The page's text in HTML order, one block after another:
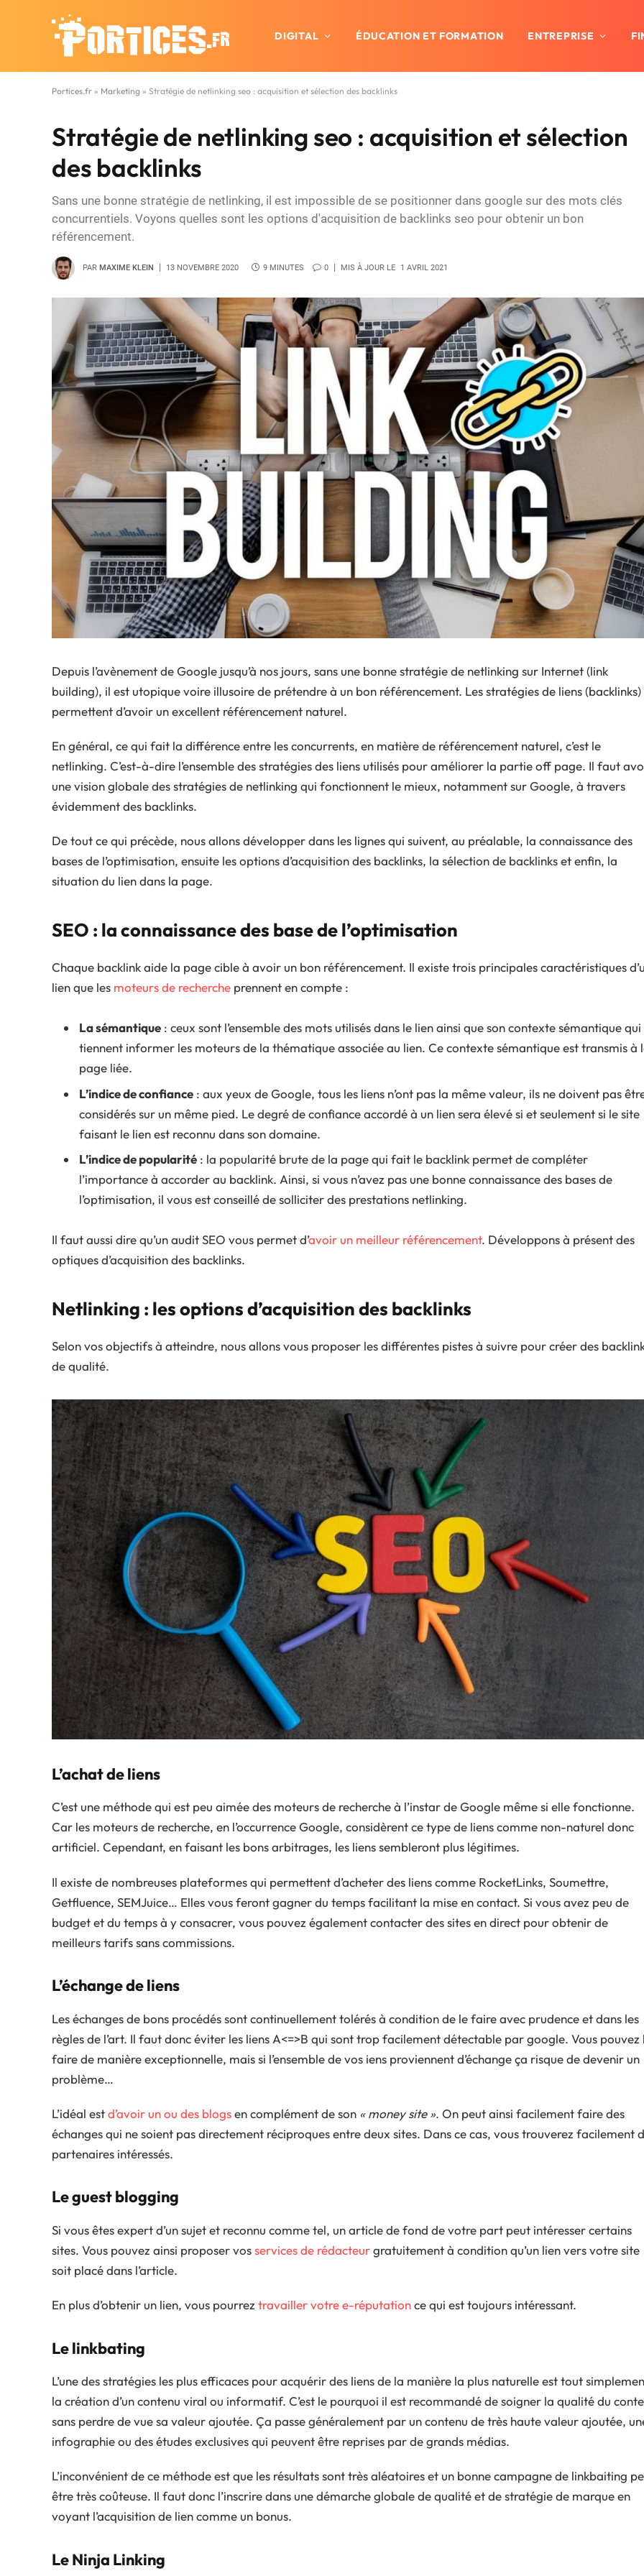
DIGITAL ÉDUCATION ET FORMATION ENTREPRISE
Portices.fr » Marketing » Stratégie de netlinking seo : acquisition et sélection des backlinks
Stratégie de netlinking seo : acquisition et sélection
des backlinks
Sans une bonne stratégie de netlinking, il est impossible de se positionner dans google sur des mots clés
concurrentiels. Voyons quelles sont les options d'acquisition de backlinks seo pour obtenir un bon
référencement.
PAR MAXIME KLEIN 13 NOVEMBRE 2020 9 MINUTES 0 MIS À JOUR LE 1 AVRIL 2021
Depuis l’avènement de Google jusqu’à nos jours, sans une bonne stratégie de netlinking sur Internet (link
building), il est utopique voire illusoire de prétendre à un bon référencement. Les stratégies de liens (backlinks)
permettent d’avoir un excellent référencement naturel.
En général, ce qui fait la différence entre les concurrents, en matière de référencement naturel, c’est le
netlinking. C’est-à-dire l’ensemble des stratégies des liens utilisés pour améliorer la partie off page. Il faut
une vision globale des stratégies de netlinking qui fonctionnent le mieux, notamment sur Google, à travers
évidemment des backlinks.
De tout ce qui précède, nous allons développer dans les lignes qui suivent, au préalable, la connaissance des
bases de l’optimisation, ensuite les options d’acquisition des backlinks, la sélection de backlinks et enfin, la
situation du lien dans la page.
SEO : la connaissance des base de l’optimisation
Chaque backlink aide la page cible à avoir un bon référencement. Il existe trois principales caractéristiques
lien que les moteurs de recherche prennent en compte :
La sémantique : ceux sont l’ensemble des mots utilisés dans le lien ainsi que son contexte sémantique qui
tiennent informer les moteurs de la thématique associée au lien. Ce contexte sémantique est transmis à
page liée.
L’indice de confiance : aux yeux de Google, tous les liens n’ont pas la même valeur, ils ne doivent pas
considérés sur un même pied. Le degré de confiance accordé à un lien sera élevé si et seulement si le site
faisant le lien est reconnu dans son domaine.
L’indice de popularité : la popularité brute de la page qui fait le backlink permet de compléter
l’importance à accorder au backlink. Ainsi, si vous n’avez pas une bonne connaissance des bases de
l’optimisation, il vous est conseillé de solliciter des prestations netlinking.
Il faut aussi dire qu’un audit SEO vous permet d’avoir un meilleur référencement. Développons à présent des
optiques d’acquisition des backlinks.
Netlinking : les options d’acquisition des backlinks
Selon vos objectifs à atteindre, nous allons vous proposer les différentes pistes à suivre pour créer des
de qualité.
L’achat de liens
C’est une méthode qui est peu aimée des moteurs de recherche à l’instar de Google même si elle fonctionne.
Car les moteurs de recherche, en l’occurrence Google, considèrent ce type de liens comme non-naturel donc
artificiel. Cependant, en faisant les bons arbitrages, les liens sembleront plus légitimes.
Il existe de nombreuses plateformes qui permettent d’acheter des liens comme RocketLinks, Soumettre,
Getfluence, SEMJuice… Elles vous feront gagner du temps facilitant la mise en contact. Si vous avez peu de
budget et du temps à y consacrer, vous pouvez également contacter des sites en direct pour obtenir de
meilleurs tarifs sans commissions.
L’échange de liens
Les échanges de bons procédés sont continuellement tolérés à condition de le faire avec prudence et dans les
règles de l’art. Il faut donc éviter les liens A<=>B qui sont trop facilement détectable par google. Vous pouvez
faire de manière exceptionnelle, mais si l’ensemble de vos iens proviennent d’échange ça risque de devenir un
problème…
L’idéal estd’avoir un ou des blogsen complément de son « money site ». On peut ainsi facilement faire des
échanges qui ne soient pas directement réciproques entre deux sites. Dans ce cas, vous trouverez facilement
partenaires intéressés.
Le guest blogging
Si vous êtes expert d’un sujet et reconnu comme tel, un article de fond de votre part peut intéresser certains
sites. Vous pouvez ainsi proposer vosservices de rédacteurgratuitement à condition qu’un lien vers votre site
soit placé dans l’article.
En plus d’obtenir un lien, vous pourrez travailler votre e-réputationce qui est toujours intéressant.
Le linkbating
L’une des stratégies les plus efficaces pour acquérir des liens de la manière la plus naturelle est tout
la création d’un contenu viral ou informatif. C’est le pourquoi il est recommandé de soigner la qualité du
sans perdre de vue sa valeur ajoutée. Ça passe généralement par un contenu de très haute valeur ajoutée,
infographie ou des études exclusives qui peuvent être reprises par de grands médias.
L’inconvénient de ce méthode est que les résultats sont très aléatoires et un bonne campagne de linkbaiting
être très coûteuse. Il faut donc l’inscrire dans une démarche globale de qualité et de stratégie de marque en
voyant l’acquisition de lien comme un bonus.
Le Ninja Linking